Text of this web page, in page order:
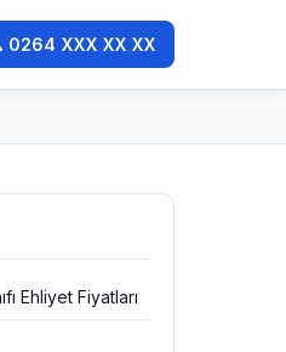
0264 XXX XX XX
Ehliyet Fiyatları